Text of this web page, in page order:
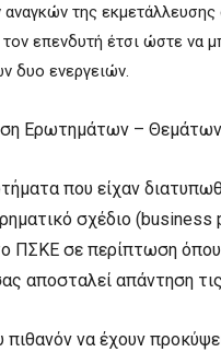
της εκμετάλλευσης
τον επενδυτή έτσι ώστε να
δυο ενεργειών.
Ερωτημάτων – Θεμάτων
που είχαν
σχέδιο
σε περίπτωση όπου
αποσταλεί απάντηση
να έχουν